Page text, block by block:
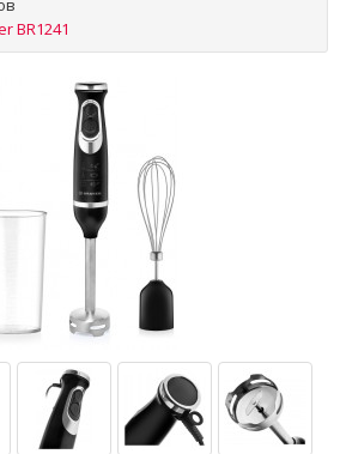
BR1241